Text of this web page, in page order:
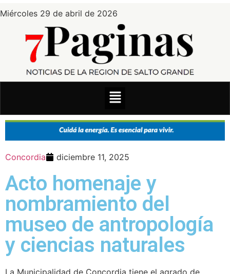
Miércoles 29 de abril de 2026
Concordia diciembre 11, 2025
Acto homenaje y
nombramiento del
museo de antropología
y ciencias naturales
La Municipalidad de Concordia tiene el agrado de